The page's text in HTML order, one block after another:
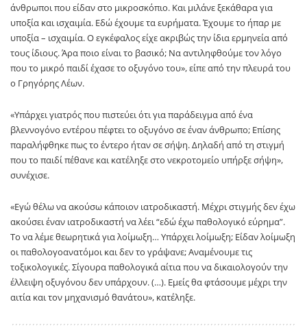
άνθρωποι που είδαν στο μικροσκόπιο. Και μιλάνε ξεκάθαρα για
υποξία και ισχαιμία. Εδώ έχουμε τα ευρήματα. Έχουμε το ήπαρ με
υποξία – ισχαιμία. Ο εγκέφαλος είχε ακριβώς την ίδια ερμηνεία από
τους ίδιους. Άρα ποιο είναι το βασικό; Να αντιληφθούμε τον λόγο
που το μικρό παιδί έχασε το οξυγόνο του», είπε από την πλευρά του
ο Γρηγόρης Λέων.
«Υπάρχει γιατρός που πιστεύει ότι για παράδειγμα από ένα
βλεννογόνο εντέρου πέφτει το οξυγόνο σε έναν άνθρωπο; Επίσης
παραλήφθηκε πως το έντερο ήταν σε σήψη. Δηλαδή από τη στιγμή
που το παιδί πέθανε και κατέληξε στο νεκροτομείο υπήρξε σήψη»,
συνέχισε.
«Εγώ θέλω να ακούσω κάποιον ιατροδικαστή. Μέχρι στιγμής δεν έχω
ακούσει έναν ιατροδικαστή να λέει “εδώ έχω παθολογικό εύρημα”.
Το να λέμε θεωρητικά για λοίμωξη… Υπάρχει λοίμωξη; Είδαν λοίμωξη
οι παθολογοανατόμοι και δεν το γράψανε; Αναμένουμε τις
τοξικολογικές. Σίγουρα παθολογικά αίτια που να δικαιολογούν την
έλλειψη οξυγόνου δεν υπάρχουν. (…). Εμείς θα φτάσουμε μέχρι την
αιτία και τον μηχανισμό θανάτου», κατέληξε.